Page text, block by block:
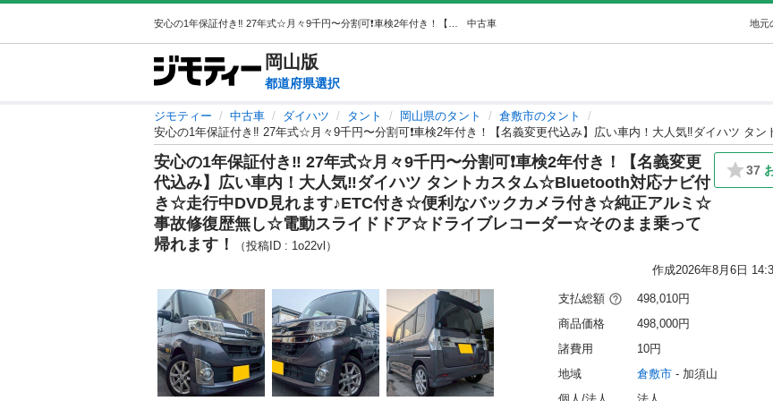
中古車 地元
岡山版
都道府県選択
ジモティー 中古車 ダイハツ タント 岡山県のタント
倉敷市のタント
安心の1年保証付き‼️ 27年式☆月々9千円〜分割可❗️車検2年付き！【名義変更
代込み】広い車内！大人気‼️ダイハツ タントカスタム☆Bluetooth対応ナビ付
き☆走行中DVD見れます♪ETC付き☆便利なバックカメラ付き☆純正アルミ☆
事故修復歴無し☆電動スライドドア☆ドライブレコーダー☆そのまま乗って
帰れます！
（投稿ID : 1o22vl）
37
作成2026年8月6日
支払総額
498,010円
商品価格
498,000円
諸費用
10円
地域
倉敷市 - 加須山